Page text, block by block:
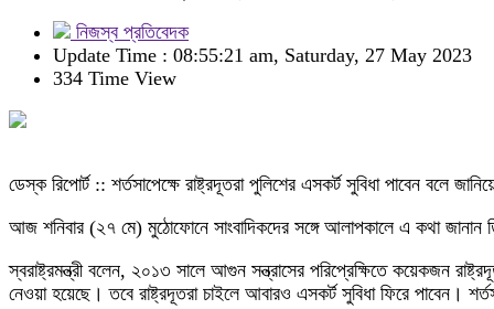
নিজস্ব প্রতিবেদক
Update Time : 08:55:21 am, Saturday, 27 May 2023
334 Time View
ডেস্ক রিপোর্ট :: শর্তসাপেক্ষে রাষ্ট্রদূতরা পুলিশের এসকর্ট সুবিধা পাবেন বলে
আজ শনিবার (২৭ মে) মুঠোফোনে সাংবাদিকদের সঙ্গে আলাপকালে এ কথা জানান
স্বরাষ্ট্রমন্ত্রী বলেন, ২০১৩ সালে আগুন সন্ত্রাসের পরিপ্রেক্ষিতে কয়েকজন
নেওয়া হয়েছে। তবে রাষ্ট্রদূতরা চাইলে আবারও এসকর্ট সুবিধা ফিরে পাবেন।